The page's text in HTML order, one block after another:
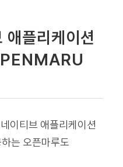
애플리케이션
이티브 애플리케이션
는 오픈마루도